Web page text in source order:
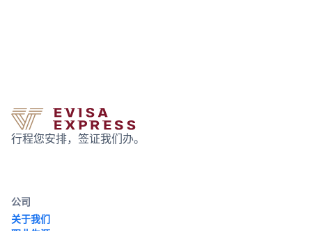
行程您安排，签证我们办。
公司
关于我们